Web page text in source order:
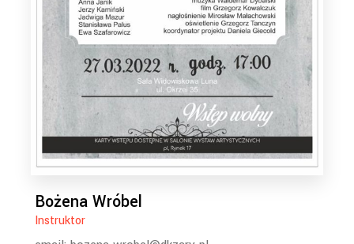
Bożena Wróbel
Instruktor